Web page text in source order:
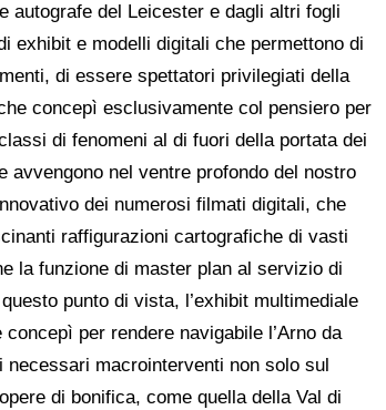
autografe del Leicester e dagli altri fogli
exhibit e modelli digitali che permettono di
di essere spettatori privilegiati della
concepì esclusivamente col pensiero per
di fenomeni al di fuori della portata dei
nel ventre profondo del nostro
dei numerosi filmati digitali, che
raffigurazioni cartografiche di vasti
la funzione di master plan al servizio di
punto di vista, l’exhibit multimediale
per rendere navigabile l’Arno da
macrointerventi non solo sul
di bonifica, come quella della Val di